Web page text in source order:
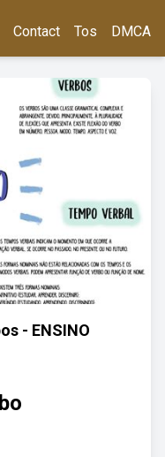
Contact Tos DMCA
- ENSINO